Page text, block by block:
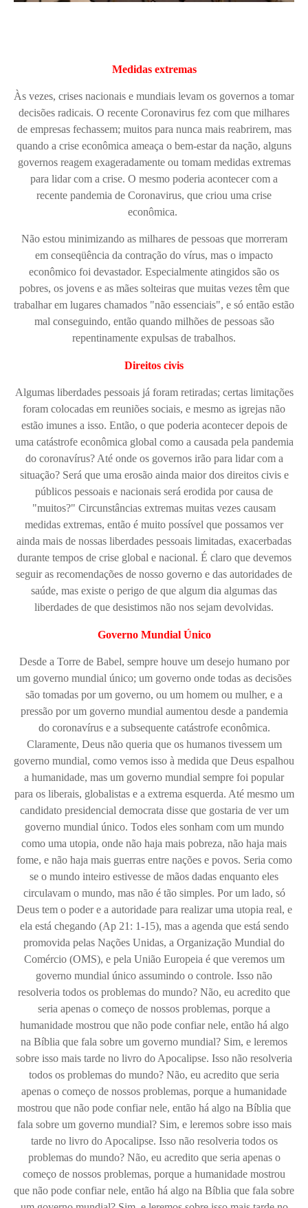
Medidas extremas
Às vezes, crises nacionais e mundiais levam os governos a tomar
decisões radicais. O recente Coronavirus fez com que milhares
de empresas fechassem; muitos para nunca mais reabrirem, mas
quando a crise econômica ameaça o bem-estar da nação, alguns
governos reagem exageradamente ou tomam medidas extremas
para lidar com a crise. O mesmo poderia acontecer com a
recente pandemia de Coronavirus, que criou uma crise
econômica.
Não estou minimizando as milhares de pessoas que morreram
em conseqüência da contração do vírus, mas o impacto
econômico foi devastador. Especialmente atingidos são os
pobres, os jovens e as mães solteiras que muitas vezes têm que
trabalhar em lugares chamados "não essenciais", e só então estão
mal conseguindo, então quando milhões de pessoas são
repentinamente expulsas de trabalhos.
Direitos civis
Algumas liberdades pessoais já foram retiradas; certas limitações
foram colocadas em reuniões sociais, e mesmo as igrejas não
estão imunes a isso. Então, o que poderia acontecer depois de
uma catástrofe econômica global como a causada pela pandemia
do coronavírus? Até onde os governos irão para lidar com a
situação? Será que uma erosão ainda maior dos direitos civis e
públicos pessoais e nacionais será erodida por causa de
"muitos?" Circunstâncias extremas muitas vezes causam
medidas extremas, então é muito possível que possamos ver
ainda mais de nossas liberdades pessoais limitadas, exacerbadas
durante tempos de crise global e nacional. É claro que devemos
seguir as recomendações de nosso governo e das autoridades de
saúde, mas existe o perigo de que algum dia algumas das
liberdades de que desistimos não nos sejam devolvidas.
Governo Mundial Único
Desde a Torre de Babel, sempre houve um desejo humano por
um governo mundial único; um governo onde todas as decisões
são tomadas por um governo, ou um homem ou mulher, e a
pressão por um governo mundial aumentou desde a pandemia
do coronavírus e a subsequente catástrofe econômica.
Claramente, Deus não queria que os humanos tivessem um
governo mundial, como vemos isso à medida que Deus espalhou
a humanidade, mas um governo mundial sempre foi popular
para os liberais, globalistas e a extrema esquerda. Até mesmo um
candidato presidencial democrata disse que gostaria de ver um
governo mundial único. Todos eles sonham com um mundo
como uma utopia, onde não haja mais pobreza, não haja mais
fome, e não haja mais guerras entre nações e povos. Seria como
se o mundo inteiro estivesse de mãos dadas enquanto eles
circulavam o mundo, mas não é tão simples. Por um lado, só
Deus tem o poder e a autoridade para realizar uma utopia real, e
ela está chegando (Ap 21: 1-15), mas a agenda que está sendo
promovida pelas Nações Unidas, a Organização Mundial do
Comércio (OMS), e pela União Europeia é que veremos um
governo mundial único assumindo o controle. Isso não
resolveria todos os problemas do mundo? Não, eu acredito que
seria apenas o começo de nossos problemas, porque a
humanidade mostrou que não pode confiar nele, então há algo
na Bíblia que fala sobre um governo mundial? Sim, e leremos
sobre isso mais tarde no livro do Apocalipse. Isso não resolveria
todos os problemas do mundo? Não, eu acredito que seria
apenas o começo de nossos problemas, porque a humanidade
mostrou que não pode confiar nele, então há algo na Bíblia que
fala sobre um governo mundial? Sim, e leremos sobre isso mais
tarde no livro do Apocalipse. Isso não resolveria todos os
problemas do mundo? Não, eu acredito que seria apenas o
começo de nossos problemas, porque a humanidade mostrou
que não pode confiar nele, então há algo na Bíblia que fala sobre